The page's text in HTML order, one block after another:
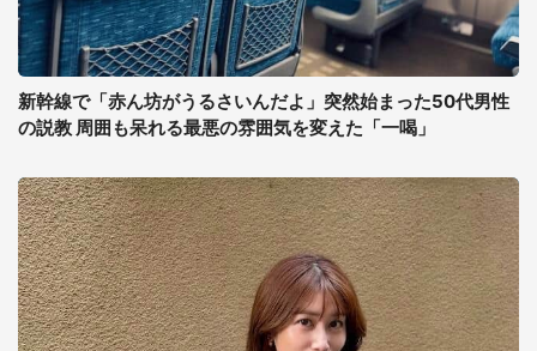
新幹線で「赤ん坊がうるさいんだよ」突然始まった50代男性
の説教 周囲も呆れる最悪の雰囲気を変えた「一喝」